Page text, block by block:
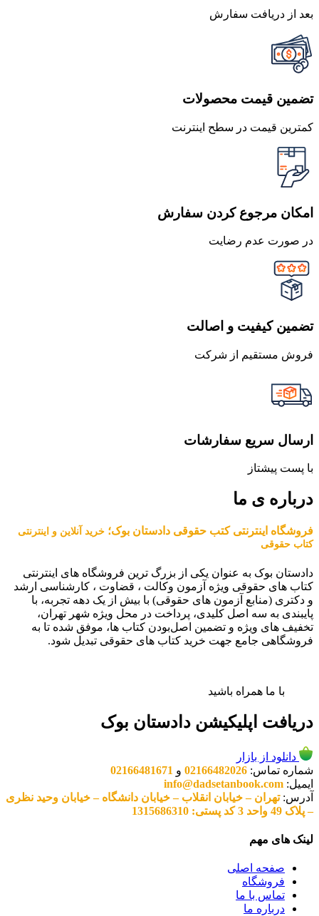
بعد از دریافت سفارش
تضمین قیمت محصولات
کمترین قیمت در سطح اینترنت
امکان مرجوع کردن سفارش
در صورت عدم رضایت
تضمین کیفیت و اصالت
فروش مستقیم از شرکت
ارسال سریع سفارشات
با پست پیشتاز
درباره ی ما
فروشگاه اینترنتی کتب حقوقی دادستان بوک؛ خرید آنلاین و اینترنتی
کتاب حقوقی
دادستان بوک به عنوان یکی از بزرگ ترین فروشگاه های اینترنتی
کتاب های حقوقی ویژه آزمون وکالت ، قضاوت ، کارشناسی ارشد
و دکتری (منابع آزمون های حقوقی) با بیش از یک دهه تجربه، با
پایبندی به سه اصل کلیدی، پرداخت در محل ویژه شهر تهران،
تخفیف های ویژه و تضمین اصل‌بودن کتاب ها، موفق شده تا به
فروشگاهی جامع جهت خرید کتاب های حقوقی تبدیل شود.
با ما همراه باشید
دریافت اپلیکیشن دادستان بوک
دانلود از بازار
شماره تماس: 02166482026 و 02166481671
ایمیل: info@dadsetanbook.com
آدرس:تهران – خیابان انقلاب – خیابان دانشگاه – خیابان وحید نظری
– پلاک 49 واحد 3 کد پستی: 1315686310
لینک های مهم
صفحه اصلی
فروشگاه
تماس با ما
درباره ما